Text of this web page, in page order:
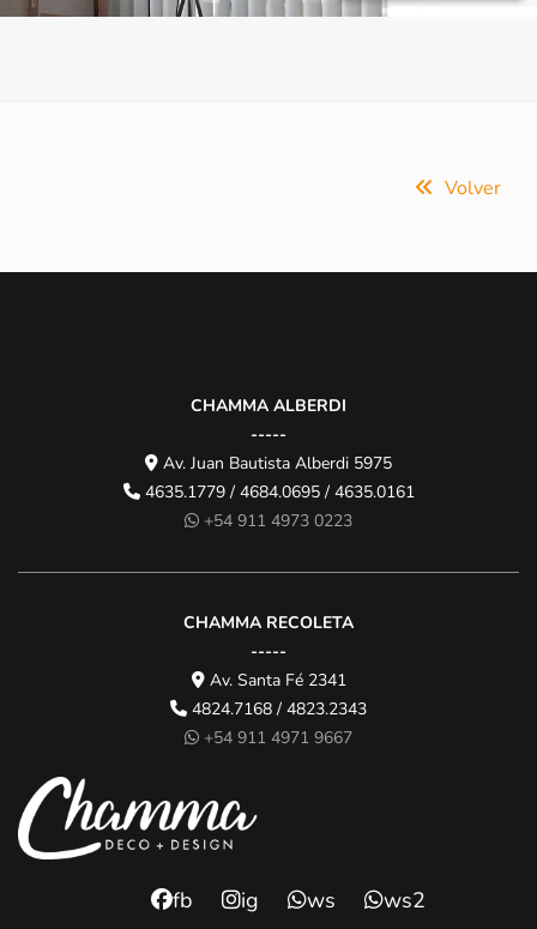
Volver
CHAMMA ALBERDI
-----
Av. Juan Bautista Alberdi 5975
4635.1779 / 4684.0695 / 4635.0161
+54 911 4973 0223
CHAMMA RECOLETA
-----
Av. Santa Fé 2341
4824.7168 / 4823.2343
+54 911 4971 9667
fb ig ws ws2